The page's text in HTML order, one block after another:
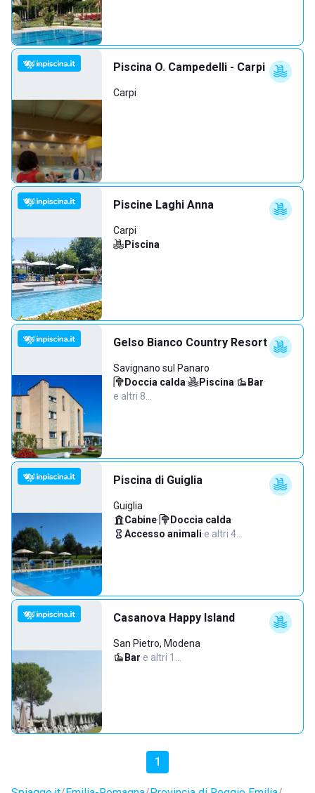
Piscina O. Campedelli - Carpi
Carpi
Piscine Laghi Anna
Carpi
Piscina
Gelso Bianco Country Resort
Savignano sul Panaro
Doccia calda· Piscina· Bar·
e altri 8…
Piscina di Guiglia
Guiglia
Cabine· Doccia calda·
Accesso animali·e altri 4…
Casanova Happy Island
San Pietro, Modena
Bar·e altri 1…
1